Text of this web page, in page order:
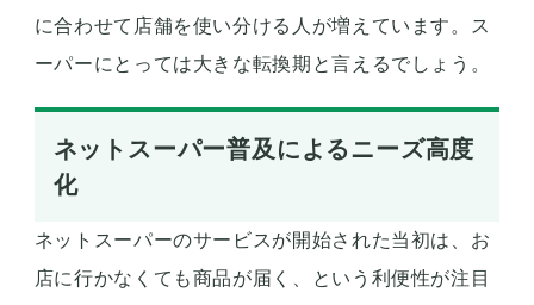
に合わせて店舗を使い分ける人が増えています。ス
ーパーにとっては大きな転換期と言えるでしょう。
ネットスーパー普及によるニーズ高度
化
ネットスーパーのサービスが開始された当初は、お
店に行かなくても商品が届く、という利便性が注目